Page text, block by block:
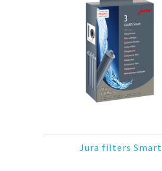
Jura filters Smart